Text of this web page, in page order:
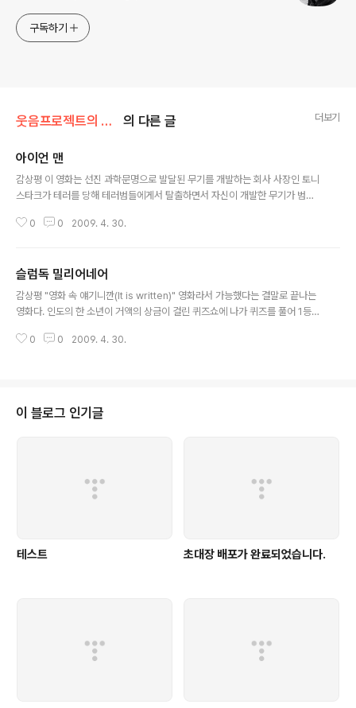
구독하기
웃음프로젝트의 하루/영화를 보면서 의 다른 글 더보기
아이언 맨
감상평 이 영화는 선진 과학문명으로 발달된 무기를 개발하는 회사 사장인 토니
스타크가 테러를 당해 테러범들에게서 탈출하면서 자신이 개발한 무기가 범죄
러범들에게 무기를 팔아온 동업자가 자신의 이익을 위해 토니 스타크를 죽이려
토니스타크의 생명줄이기도한 원자로 에너지원을 빼았지만, 비서의 도움으로
가까스로 살아나 자신의 하이테크 수트로 사람들을 위협하는 자신의 무기들과
동업자에 맞서 싸우는 내용의 전형적인 미국 SF영화이다. 이 영화는 특별한 감
0 0 2009. 4. 30.
슬럼독 밀리어네어
감상평 "영화 속 얘기니깐(It is written)" 영화라서 가능했다는 결말로 끝나는
영화다. 인도의 한 소년이 거액의 상금이 걸린 퀴즈쇼에 나가 퀴즈를 풀어 1등
전개로 이루어진 영화다. 소년의 어릴적 고통과 아픔들 속에서도 긍정적이고 밝
어느정도 이해하면서 볼수 있었다. 영화를 보는 내내 힘이 없어 계속되는 멸시
와 의심들 속에서도 해내는 모습이 이상적이었다. 개봉연도2009 장르멜로/애
0 0 2009. 4. 30.
이 블로그 인기글
테스트 초대장 배포가 완료되었습니다.